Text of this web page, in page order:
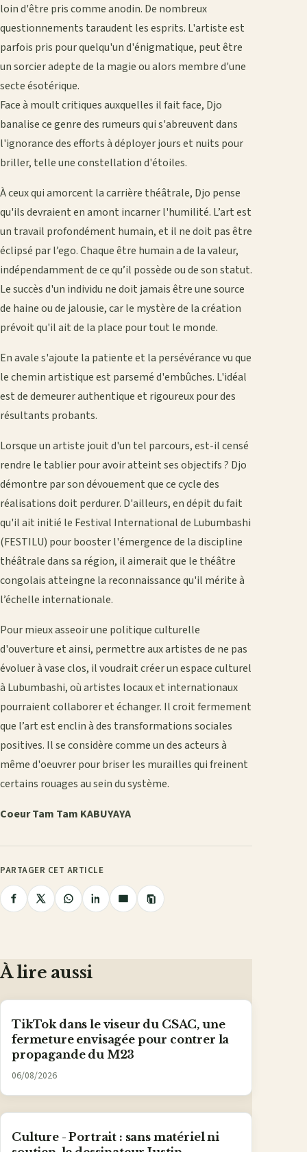
loin d'être pris comme anodin. De nombreux
questionnements taraudent les esprits. L'artiste est
parfois pris pour quelqu'un d'énigmatique, peut être
un sorcier adepte de la magie ou alors membre d'une
secte ésotérique.
Face à moult critiques auxquelles il fait face, Djo
banalise ce genre des rumeurs qui s'abreuvent dans
l'ignorance des efforts à déployer jours et nuits pour
briller, telle une constellation d'étoiles.
À ceux qui amorcent la carrière théâtrale, Djo pense
qu'ils devraient en amont incarner l'humilité. L’art est
un travail profondément humain, et il ne doit pas être
éclipsé par l’ego. Chaque être humain a de la valeur,
indépendamment de ce qu’il possède ou de son statut.
Le succès d'un individu ne doit jamais être une source
de haine ou de jalousie, car le mystère de la création
prévoit qu'il ait de la place pour tout le monde.
En avale s'ajoute la patiente et la persévérance vu que
le chemin artistique est parsemé d'embûches. L'idéal
est de demeurer authentique et rigoureux pour des
résultants probants.
Lorsque un artiste jouit d'un tel parcours, est-il censé
rendre le tablier pour avoir atteint ses objectifs ? Djo
démontre par son dévouement que ce cycle des
réalisations doit perdurer. D'ailleurs, en dépit du fait
qu'il ait initié le Festival International de Lubumbashi
(FESTILU) pour booster l'émergence de la discipline
théâtrale dans sa région, il aimerait que le théâtre
congolais atteingne la reconnaissance qu'il mérite à
l’échelle internationale.
Pour mieux asseoir une politique culturelle
d'ouverture et ainsi, permettre aux artistes de ne pas
évoluer à vase clos, il voudrait créer un espace culturel
à Lubumbashi, où artistes locaux et internationaux
pourraient collaborer et échanger. Il croit fermement
que l’art est enclin à des transformations sociales
positives. Il se considère comme un des acteurs à
même d'oeuvrer pour briser les murailles qui freinent
certains rouages au sein du système.
Coeur Tam Tam KABUYAYA
PARTAGER CET ARTICLE
PartagerPartagerPartagerPartagerPartager
Copier
le
À lire aussi
TikTok dans le viseur du CSAC, une
fermeture envisagée pour contrer la
propagande du M23
06/08/2026
Culture - Portrait : sans matériel ni